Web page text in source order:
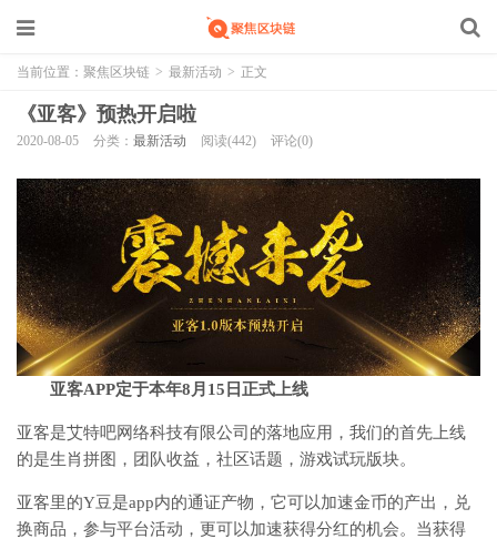
当前位置： 聚焦区块链 > 最新活动 > 正文
《亚客》预热开启啦
2020-08-05 分类： 最新活动 阅读(442) 评论(0)
亚客APP定于本年8月15日正式上线
亚客是艾特吧网络科技有限公司的落地应用，我们的首先上线
的是生肖拼图，团队收益，社区话题，游戏试玩版块。
亚客里的Y豆是app内的通证产物，它可以加速金币的产出，兑
换商品，参与平台活动，更可以加速获得分红的机会。当获得